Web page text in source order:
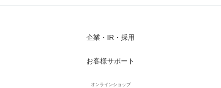
企業・IR・採用
お客様サポート
オンラインショップ